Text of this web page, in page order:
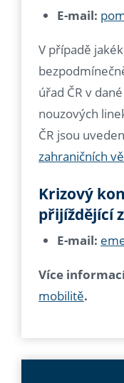
E-mail:
V případě
úřad ČR v
nouzových
ČR jsou
zahraničních
Krizový
přijíždějící
E-mail:
Více
mobilitě.